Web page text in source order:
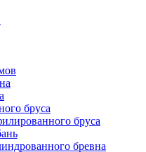
бруса
бруса
бревна